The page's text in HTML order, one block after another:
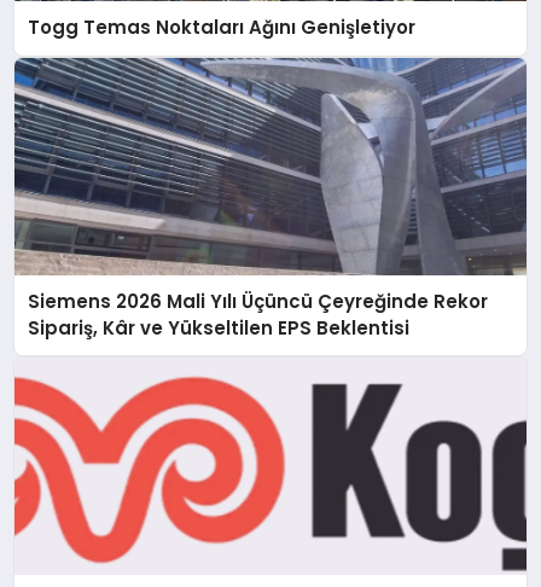
Togg Temas Noktaları Ağını Genişletiyor
Siemens 2026 Mali Yılı Üçüncü Çeyreğinde Rekor
Sipariş, Kâr ve Yükseltilen EPS Beklentisi